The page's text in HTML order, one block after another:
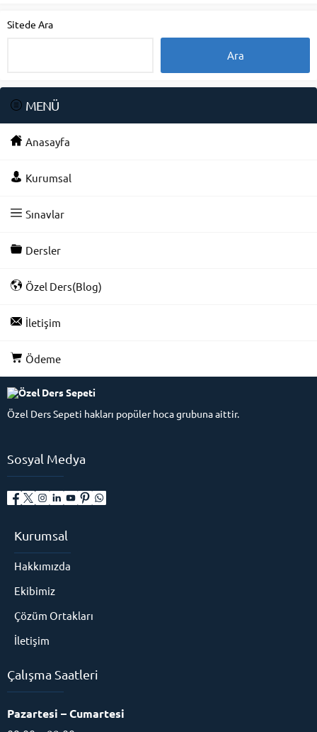
Sitede Ara
MENÜ
Anasayfa
Kurumsal
Sınavlar
Dersler
Özel Ders(Blog)
İletişim
Ödeme
Özel Ders Sepeti hakları popüler hoca grubuna aittir.
Sosyal Medya
Kurumsal
Hakkımızda
Ekibimiz
Çözüm Ortakları
İletişim
Çalışma Saatleri
Pazartesi – Cumartesi